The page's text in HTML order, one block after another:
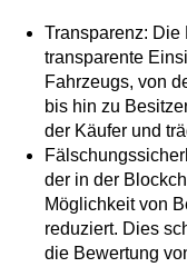
Transparenz:
transparente
Fahrzeugs, von
bis hin zu
der Käufer und
der in der
Möglichkeit von
reduziert. Dies
die Bewertung